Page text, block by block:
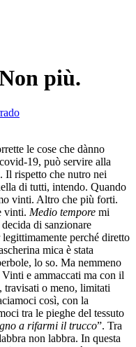
più.
le cose che dànno
19, può servire alla
Il rispetto che nutro nei
di tutti, intendo. Quando
vinti. Altro che più forti.
vinti. Medio tempore mi
di sanzionare
perché diretto
mica è stata
lo so. Ma nemmeno
e ammaccati ma con il
o meno, limitati
così, con la
tra le pieghe del tessuto
a rifarmi il trucco”. Tra
non labbra. In questa